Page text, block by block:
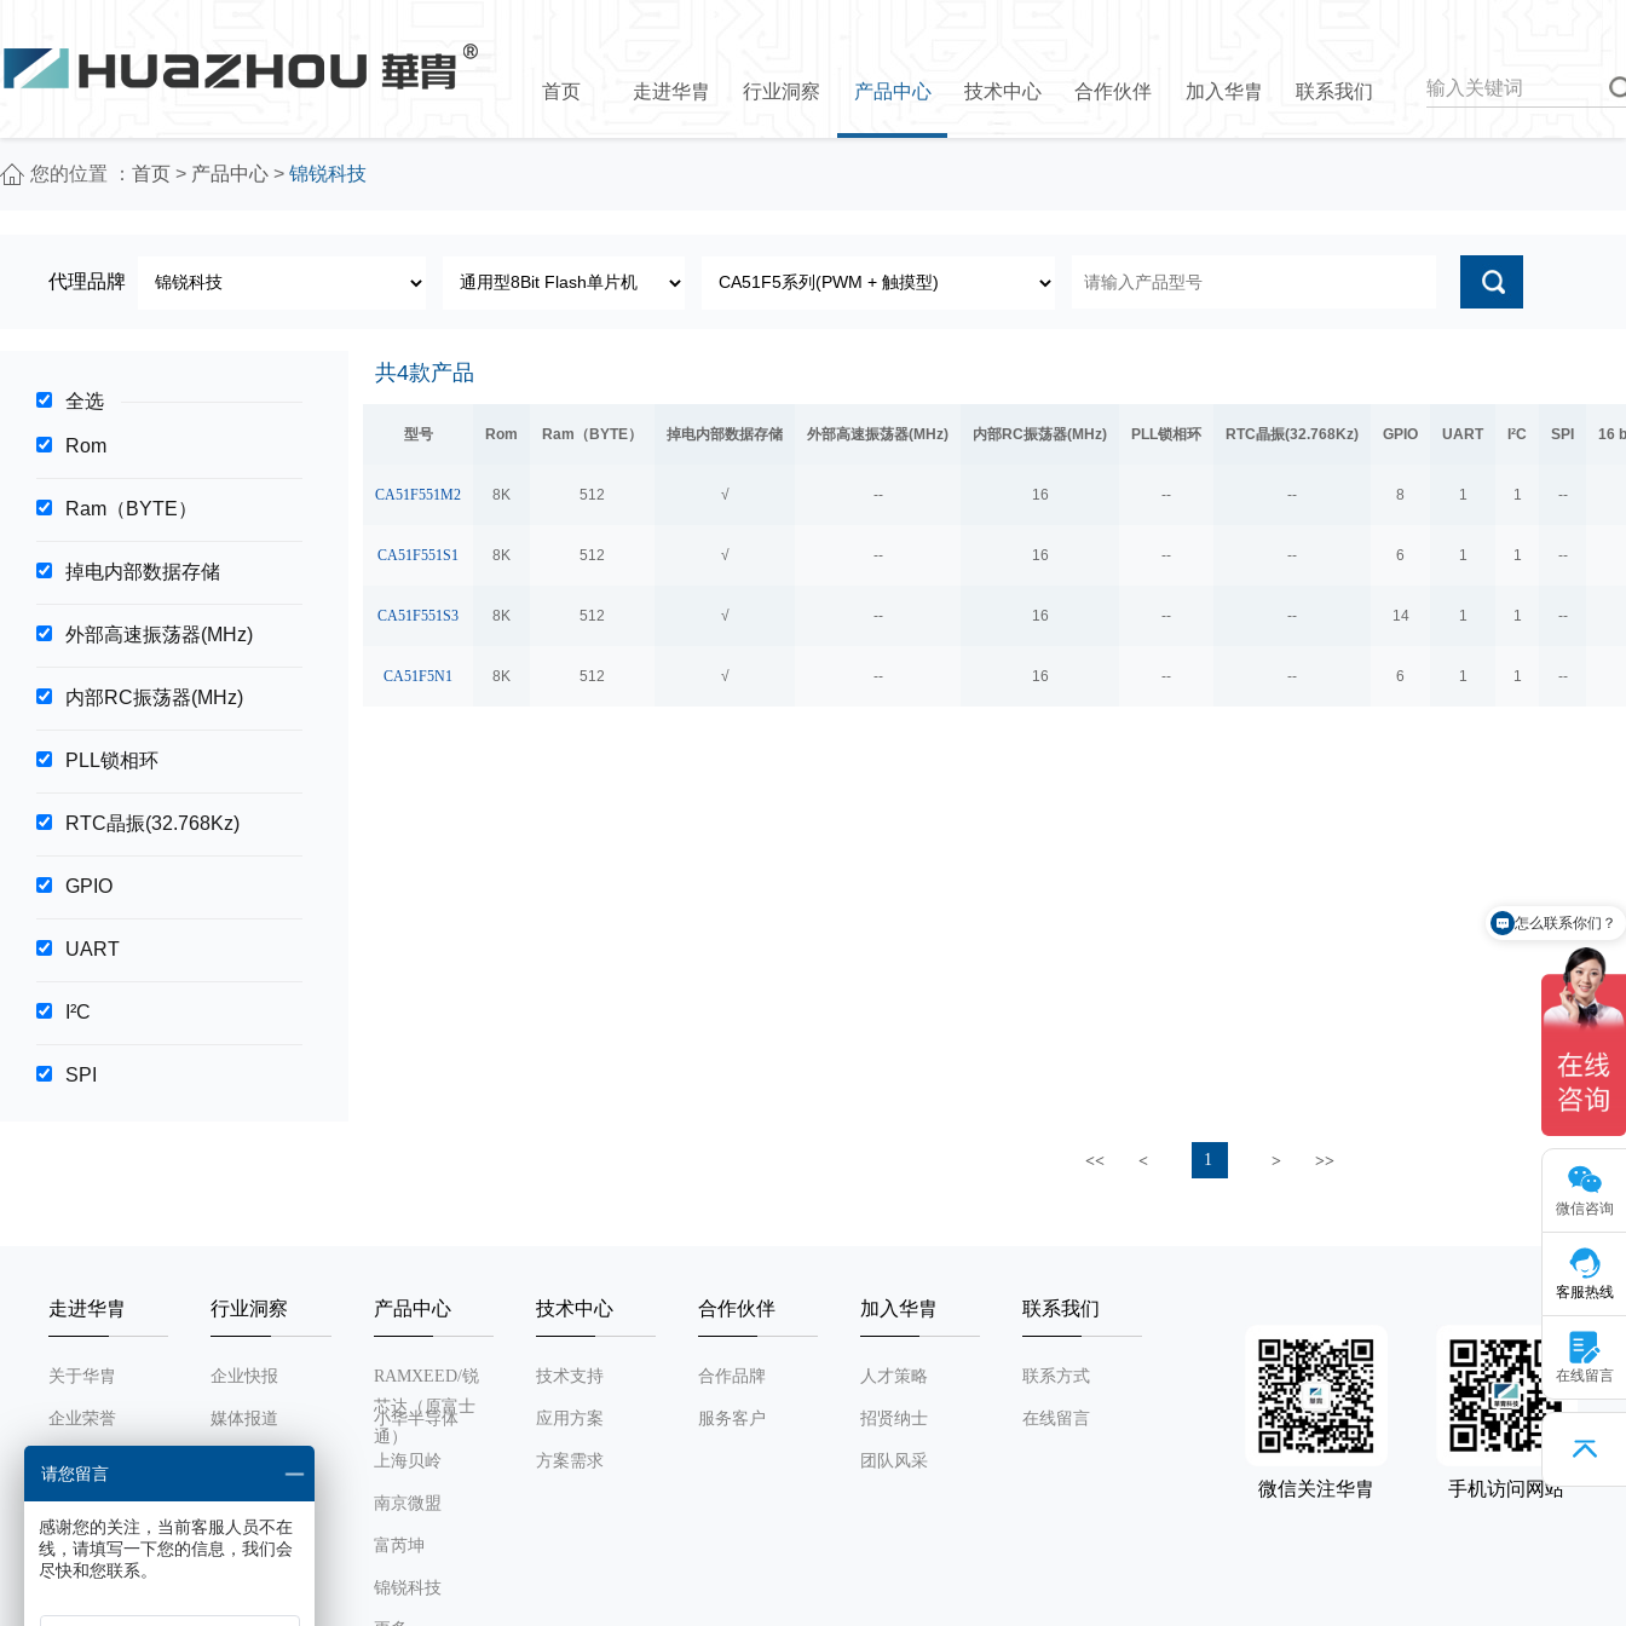
首页 走进华胄 行业洞察 产品中心 技术中心 合作伙伴 加入华胄 联系我们
您的位置 ： 首页 > 产品中心 > 锦锐科技
代理品牌
全选
Rom
Ram（BYTE）
掉电内部数据存储
外部高速振荡器(MHz)
内部RC振荡器(MHz)
PLL锁相环
RTC晶振(32.768Kz)
GPIO
UART
I²C
SPI
模拟比较器
乘除法器
直流电机控制模块
LCD驱动(com x segm)
共4款产品
型号 Rom Ram（BYTE） 掉电内部数据存储 外部高速振荡器(MHz) 内部RC振荡器(MHz) PLL锁相环 RTC晶振(32.768Kz) GPIO UART I²C SPI 16
CA51F551M2 8K 512 √ -- 16 -- -- 8 1 1 --
CA51F551S1 8K 512 √ -- 16 -- -- 6 1 1 --
CA51F551S3 8K 512 √ -- 16 -- -- 14 1 1 --
CA51F5N1 8K 512 √ -- 16 -- -- 6 1 1 --
<< < 1 > >>
走进华胄
关于华胄
企业荣誉
发展历程
组织架构
企业文化
行业洞察
企业快报
媒体报道
产品中心
RAMXEED/锐
芯达（原富士
通）
小华半导体
上海贝岭
南京微盟
富芮坤
锦锐科技
技术中心
技术支持
应用方案
方案需求
合作伙伴
合作品牌
服务客户
加入华胄
人才策略
招贤纳士
团队风采
联系我们
联系方式
在线留言
微信关注华胄 手机访问网站
微信咨询
客服热线
在线留言
怎么联系你们？
请您留言
感谢您的关注，当前客服人员不在
线，请填写一下您的信息，我们会
尽快和您联系。